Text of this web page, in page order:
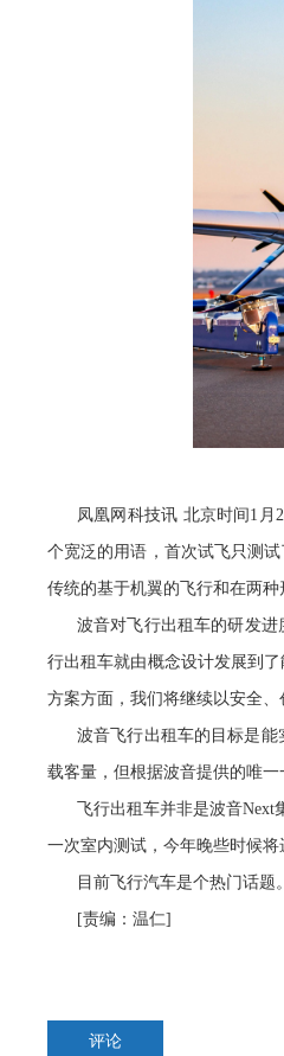
凤凰网科技讯 北京时间1月
个宽泛的用语，首次试飞只测
传统的基于机翼的飞行和在两
波音对飞行出租车的研发进
行出租车就由概念设计发展到
方案方面，我们将继续以安全
波音飞行出租车的目标是能
载客量，但根据波音提供的唯
飞行出租车并非是波音
一次室内测试，今年晚些时候将
目前飞行汽车是个热门话
[责编：温仁]
评论